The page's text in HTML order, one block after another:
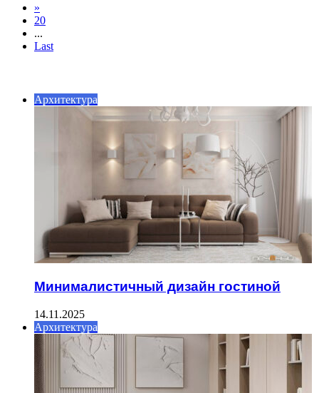
»
20
...
Last
Архитектура
Минималистичный дизайн гостиной
14.11.2025
Архитектура